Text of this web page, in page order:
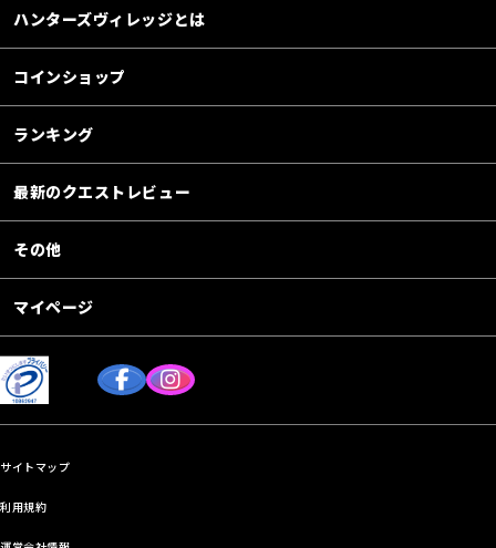
ハンターズヴィレッジとは
コインショップ
ランキング
最新のクエストレビュー
その他
マイページ
サイトマップ
利用規約